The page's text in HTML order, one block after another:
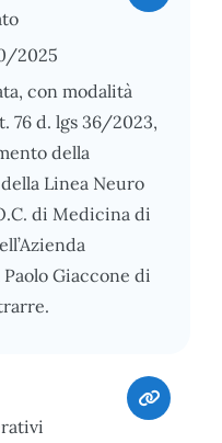
2025
con modalità
76 d. lgs 36/2023,
della
Linea Neuro
di Medicina di
Giaccone di